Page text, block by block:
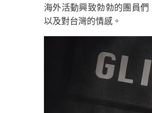
海外活動興致勃勃的團員
以及對台灣的情感。